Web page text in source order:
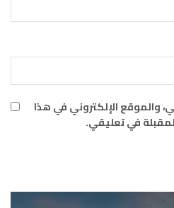
والموقع الإلكتروني في هذا
في تعليقي.